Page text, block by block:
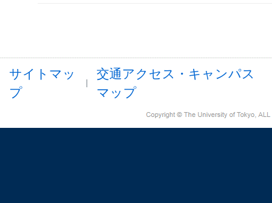
サイトマッ
プ
交通アクセス・キャンパス
マップ